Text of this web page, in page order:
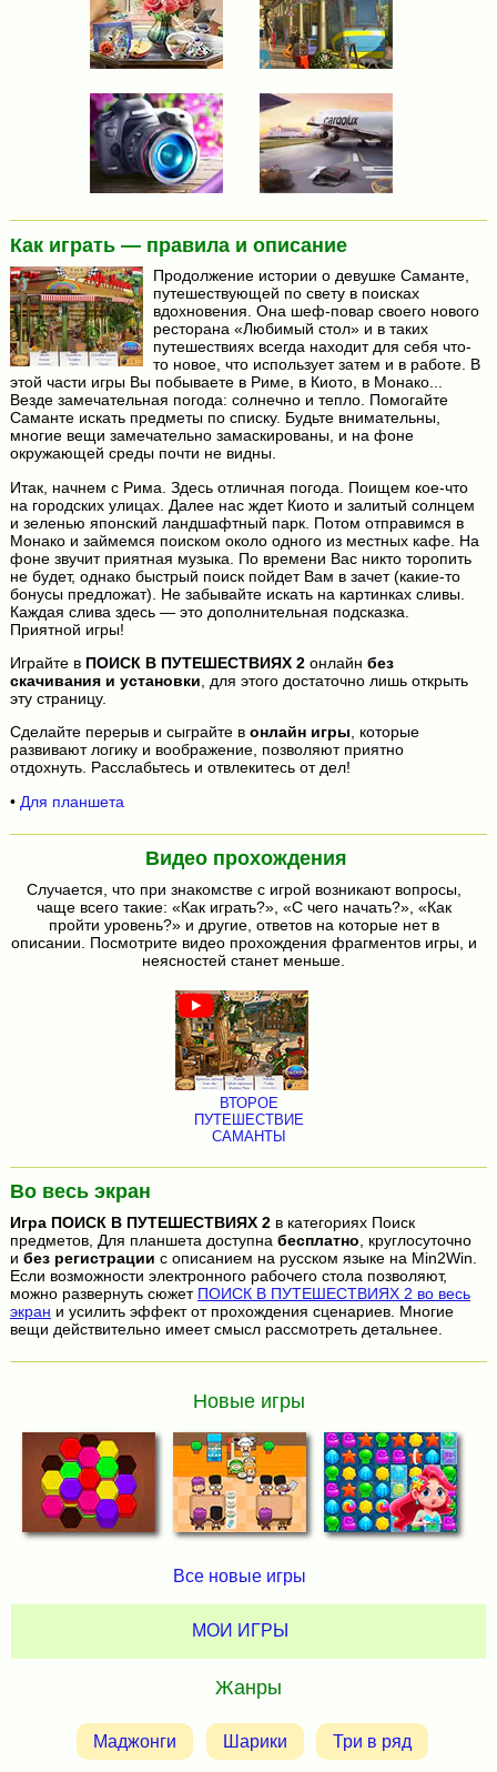
Как играть — правила и описание
Продолжение истории о девушке Саманте,
путешествующей по свету в поисках
вдохновения. Она шеф-повар своего нового
ресторана «Любимый стол» и в таких
путешествиях всегда находит для себя что-
то новое, что использует затем и в работе. В
этой части игры Вы побываете в Риме, в Киото, в Монако...
Везде замечательная погода: солнечно и тепло. Помогайте
Саманте искать предметы по списку. Будьте внимательны,
многие вещи замечательно замаскированы, и на фоне
окружающей среды почти не видны.
Итак, начнем с Рима. Здесь отличная погода. Поищем кое-что
на городских улицах. Далее нас ждет Киото и залитый солнцем
и зеленью японский ландшафтный парк. Потом отправимся в
Монако и займемся поиском около одного из местных кафе. На
фоне звучит приятная музыка. По времени Вас никто торопить
не будет, однако быстрый поиск пойдет Вам в зачет (какие-то
бонусы предложат). Не забывайте искать на картинках сливы.
Каждая слива здесь — это дополнительная подсказка.
Приятной игры!
Играйте в ПОИСК В ПУТЕШЕСТВИЯХ 2онлайн без
скачивания и установки , для этого достаточно лишь открыть
эту страницу.
Сделайте перерыв и сыграйте в онлайн игры, которые
развивают логику и воображение, позволяют приятно
отдохнуть. Расслабьтесь и отвлекитесь от дел!
• Для планшета
Видео прохождения
Случается, что при знакомстве с игрой возникают вопросы,
чаще всего такие: «Как играть?», «С чего начать?», «Как
пройти уровень?» и другие, ответов на которые нет в
описании. Посмотрите видео прохождения фрагментов игры, и
неясностей станет меньше.
ВТОРОЕ
ПУТЕШЕСТВИЕ
САМАНТЫ
Во весь экран
Игра ПОИСК В ПУТЕШЕСТВИЯХ 2в категориях Поиск
предметов, Для планшета доступна бесплатно , круглосуточно
и без регистрации с описанием на русском языке на Min2Win.
Если возможности электронного рабочего стола позволяют,
можно развернуть сюжет ПОИСК В ПУТЕШЕСТВИЯХ 2 во весь
экран и усилить эффект от прохождения сценариев. Многие
вещи действительно имеет смысл рассмотреть детальнее.
Новые игры
Все новые игры
МОИ ИГРЫ
Жанры
Маджонги Шарики Три в ряд